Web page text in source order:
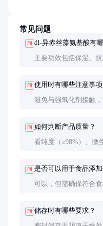
常见问题
问 dl-异赤丝藻氨基酸有
主要功效包括保湿、
问 使用时有哪些注意事项
避免与强氧化剂接触
问 如何判断产品质量？
看纯度（≥98%）、微
问 是否可以用于食品添加
可以，但需确保符合
问 储存时有哪些要求？